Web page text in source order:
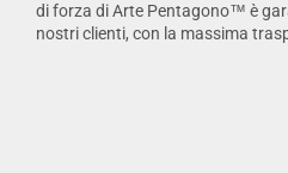
di forza di Arte Pentagono™ è
nostri clienti, con la massima